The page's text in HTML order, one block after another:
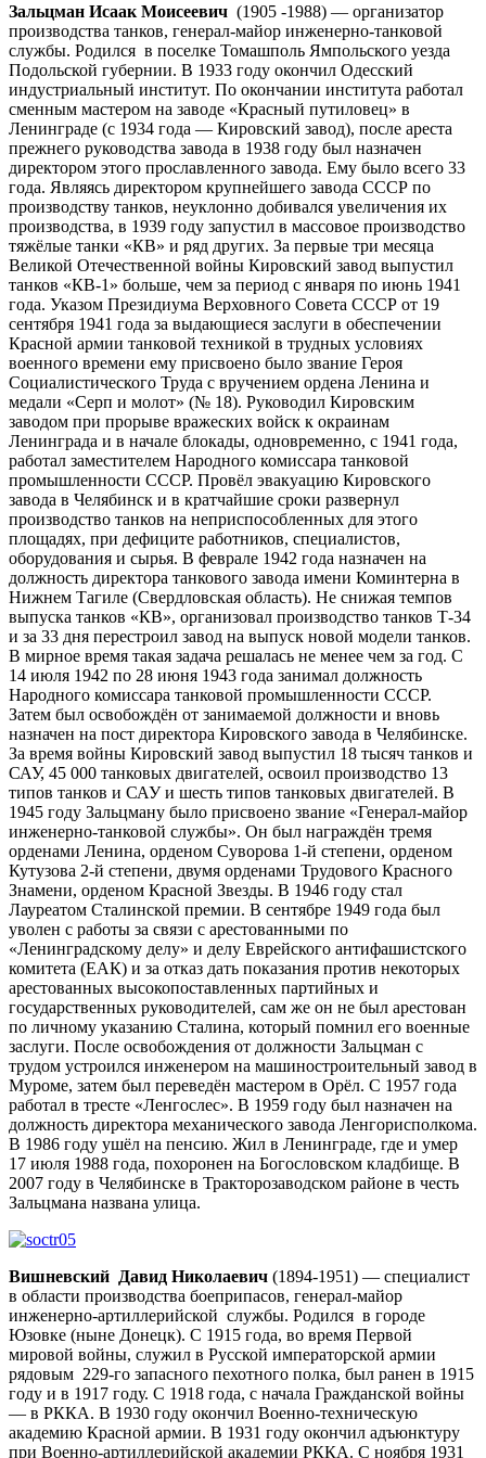
Зальцман Исаак Моисеевич (1905 -1988) — организатор
производства танков, генерал-майор инженерно-танковой
службы. Родился в поселке Томашполь Ямпольского уезда
Подольской губернии. В 1933 году окончил Одесский
индустриальный институт. По окончании института работал
сменным мастером на заводе «Красный путиловец» в
Ленинграде (с 1934 года — Кировский завод), после ареста
прежнего руководства завода в 1938 году был назначен
директором этого прославленного завода. Ему было всего 33
года. Являясь директором крупнейшего завода СССР по
производству танков, неуклонно добивался увеличения их
производства, в 1939 году запустил в массовое производство
тяжёлые танки «КВ» и ряд других. За первые три месяца
Великой Отечественной войны Кировский завод выпустил
танков «КВ-1» больше, чем за период с января по июнь 1941
года. Указом Президиума Верховного Совета СССР от 19
сентября 1941 года за выдающиеся заслуги в обеспечении
Красной армии танковой техникой в трудных условиях
военного времени ему присвоено было звание Героя
Социалистического Труда с вручением ордена Ленина и
медали «Серп и молот» (№ 18). Руководил Кировским
заводом при прорыве вражеских войск к окраинам
Ленинграда и в начале блокады, одновременно, с 1941 года,
работал заместителем Народного комиссара танковой
промышленности СССР. Провёл эвакуацию Кировского
завода в Челябинск и в кратчайшие сроки развернул
производство танков на неприспособленных для этого
площадях, при дефиците работников, специалистов,
оборудования и сырья. В феврале 1942 года назначен на
должность директора танкового завода имени Коминтерна в
Нижнем Тагиле (Свердловская область). Не снижая темпов
выпуска танков «КВ», организовал производство танков Т-34
и за 33 дня перестроил завод на выпуск новой модели танков.
В мирное время такая задача решалась не менее чем за год. С
14 июля 1942 по 28 июня 1943 года занимал должность
Народного комиссара танковой промышленности СССР.
Затем был освобождён от занимаемой должности и вновь
назначен на пост директора Кировского завода в Челябинске.
За время войны Кировский завод выпустил 18 тысяч танков и
САУ, 45 000 танковых двигателей, освоил производство 13
типов танков и САУ и шесть типов танковых двигателей. В
1945 году Зальцману было присвоено звание «Генерал-майор
инженерно-танковой службы». Он был награждён тремя
орденами Ленина, орденом Суворова 1-й степени, орденом
Кутузова 2-й степени, двумя орденами Трудового Красного
Знамени, орденом Красной Звезды. В 1946 году стал
Лауреатом Сталинской премии. В сентябре 1949 года был
уволен с работы за связи с арестованными по
«Ленинградскому делу» и делу Еврейского антифашистского
комитета (ЕАК) и за отказ дать показания против некоторых
арестованных высокопоставленных партийных и
государственных руководителей, сам же он не был арестован
по личному указанию Сталина, который помнил его военные
заслуги. После освобождения от должности Зальцман с
трудом устроился инженером на машиностроительный завод в
Муроме, затем был переведён мастером в Орёл. С 1957 года
работал в тресте «Ленгослес». В 1959 году был назначен на
должность директора механического завода Ленгорисполкома.
В 1986 году ушёл на пенсию. Жил в Ленинграде, где и умер
17 июля 1988 года, похоронен на Богословском кладбище. В
2007 году в Челябинске в Тракторозаводском районе в честь
Зальцмана названа улица.
Вишневский Давид Николаевич (1894-1951) — специалист
в области производства боеприпасов, генерал-майор
инженерно-артиллерийской службы. Родился в городе
Юзовке (ныне Донецк). С 1915 года, во время Первой
мировой войны, служил в Русской императорской армии
рядовым 229-го запасного пехотного полка, был ранен в 1915
году и в 1917 году. С 1918 года, с начала Гражданской войны
— в РККА. В 1930 году окончил Военно-техническую
академию Красной армии. В 1931 году окончил адъюнктуру
при Военно-артиллерийской академии РККА. С ноября 1931